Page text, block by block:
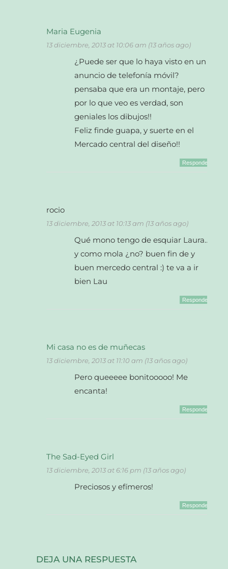
Maria Eugenia
13 diciembre, 2013 at 10:06 am (13 años ago)
¿Puede ser que lo haya visto en un
anuncio de telefonía móvil?
pensaba que era un montaje, pero
por lo que veo es verdad, son
geniales los dibujos!!
Feliz finde guapa, y suerte en el
Mercado central del diseño!!
Responder
rocio
13 diciembre, 2013 at 10:13 am (13 años ago)
Qué mono tengo de esquiar Laura…
y como mola ¿no? buen fin de y
buen mercedo central :) te va a ir
bien Lau
Responder
Mi casa no es de muñecas
13 diciembre, 2013 at 11:10 am (13 años ago)
Pero queeeee bonitooooo! Me
encanta!
Responder
The Sad-Eyed Girl
13 diciembre, 2013 at 6:16 pm (13 años ago)
Preciosos y efímeros!
Responder
DEJA UNA RESPUESTA